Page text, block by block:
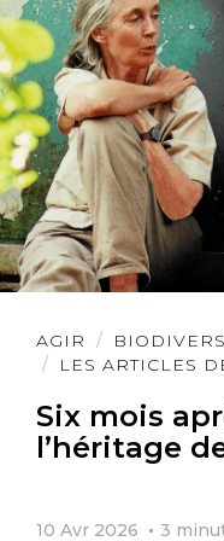
AGIR
LES ARTICLES
Six mois
l’héritage
10 Avr 2026 3
Lire
l'article